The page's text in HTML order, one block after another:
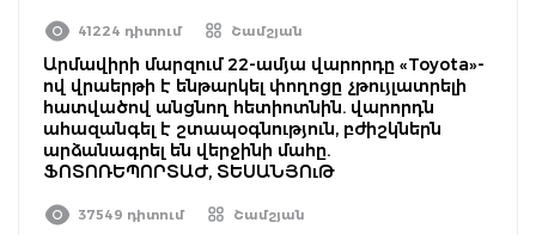
41224 դիտում Շամշյան
Արմավիրի մարզում 22-ամյա վարորդը «Toyota»-
ով վրաերթի է ենթարկել փողոցը չթույլատրելի
հատվածով անցնող հետիոտնին. վարորդն
ահազանգել է շտապօգնություն, բժիշկներն
արձանագրել են վերջինի մահը.
ՖՈՏՈՌԵՊՈՐՏԱԺ, ՏԵՍԱՆՅՈւԹ
37549 դիտում Շամշյան